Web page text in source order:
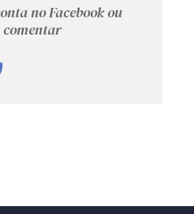
no Facebook ou
comentar